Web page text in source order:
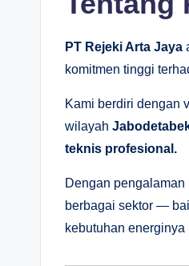
PT Rejeki Arta Jaya
komitmen tinggi
Kami berdiri dengan
wilayah
teknis profesional.
Dengan
berbagai sektor —
kebutuhan energinya